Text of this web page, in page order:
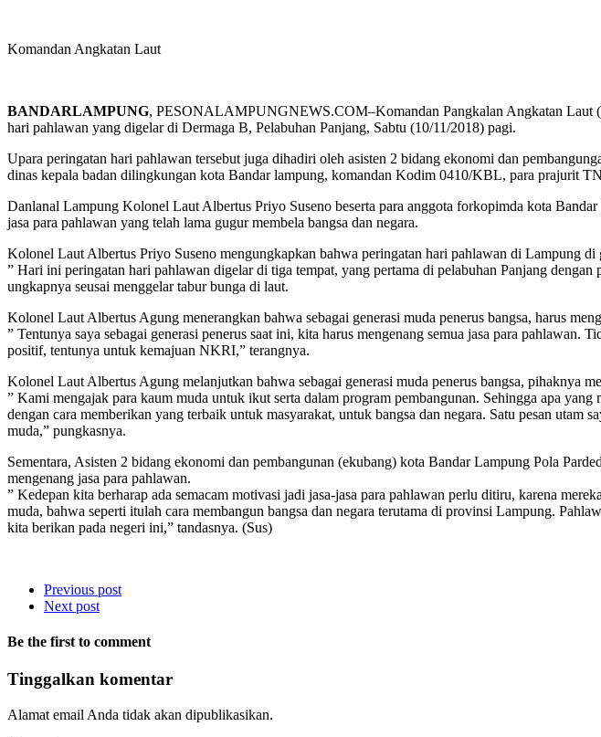
Komandan Angkatan Laut
BANDARLAMPUNG, PESONALAMPUNGNEWS.COM–Komandan Pangkalan Angkatan Laut
hari pahlawan yang digelar di Dermaga B, Pelabuhan Panjang, Sabtu (10/11/2018) pagi.
Upara peringatan hari pahlawan tersebut juga dihadiri oleh asisten 2 bidang ekonomi dan
dinas kepala badan dilingkungan kota Bandar lampung, komandan Kodim 0410/KBL, para prajurit
Danlanal Lampung Kolonel Laut Albertus Priyo Suseno beserta para anggota forkopimda kota
jasa para pahlawan yang telah lama gugur membela bangsa dan negara.
Kolonel Laut Albertus Priyo Suseno mengungkapkan bahwa peringatan hari pahlawan di Lampung di
” Hari ini peringatan hari pahlawan digelar di tiga tempat, yang pertama di pelabuhan Panjang
ungkapnya seusai menggelar tabur bunga di laut.
Kolonel Laut Albertus Agung menerangkan bahwa sebagai generasi muda penerus bangsa, harus
” Tentunya saya sebagai generasi penerus saat ini, kita harus mengenang semua jasa para
positif, tentunya untuk kemajuan NKRI,” terangnya.
Kolonel Laut Albertus Agung melanjutkan bahwa sebagai generasi muda penerus bangsa, pihaknya
” Kami mengajak para kaum muda untuk ikut serta dalam program pembangunan. Sehingga apa
dengan cara memberikan yang terbaik untuk masyarakat, untuk bangsa dan negara. Satu pesan utam
muda,” pungkasnya.
Sementara, Asisten 2 bidang ekonomi dan pembangunan (ekubang) kota Bandar Lampung Pola
mengenang jasa para pahlawan.
” Kedepan kita berharap ada semacam motivasi jadi jasa-jasa para pahlawan perlu ditiru, karena
muda, bahwa seperti itulah cara membangun bangsa dan negara terutama di provinsi Lampung.
kita berikan pada negeri ini,” tandasnya. (Sus)
Previous post
Next post
Be the first to comment
Tinggalkan komentar
Alamat email Anda tidak akan dipublikasikan.